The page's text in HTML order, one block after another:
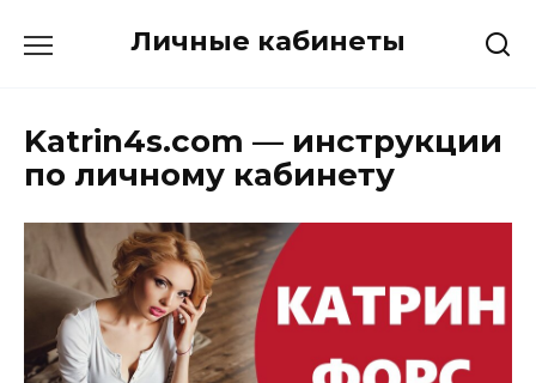
Личные кабинеты
Katrin4s.com — инструкции
по личному кабинету